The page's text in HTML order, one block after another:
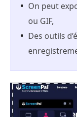
On peut
ou GIF,
Des outils